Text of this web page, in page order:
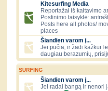
Kitesurfing Media
Reportažai iš kaitavimo
Postinimo taisyklė:
Posts here all photos/
places
Šiandien varom į...
Jei pučia, ir žadi kažkur
daugiau berazumių,
SURFING
Šiandien varom į...
Jei radai bangą ir nenori